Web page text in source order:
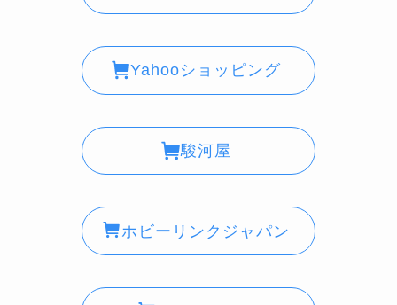
Yahooショッピング
駿河屋
ホビーリンクジャパン